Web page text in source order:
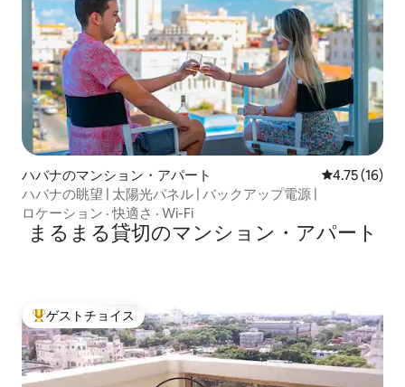
ハバナのマンション・アパート レビュー16
4.75 (16)
ハバナの眺望 | 太陽光パネル | バックアップ電源 |
ロケーション ·快適さ · Wi-Fi
まるまる貸切のマンション・アパート
大好評のゲストチョイスです。
ゲストチョイス